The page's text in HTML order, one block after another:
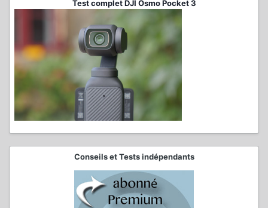
Test complet DJI Osmo Pocket 3
Conseils et Tests indépendants